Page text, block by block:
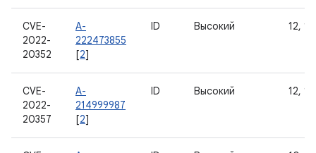
CVE-
2022-
20352
A-
222473855
[2]
ID Высокий 12,
CVE-
2022-
20357
A-
214999987
[2]
ID Высокий 12,